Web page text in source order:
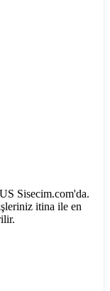
Sisecim.com'da.
itina ile en